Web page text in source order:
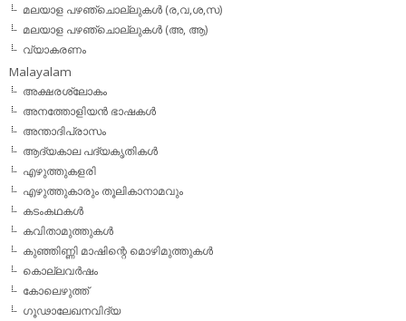
മലയാള പഴഞ്ചൊല്ലുകള്‍ (ര,വ,ശ,സ)
മലയാള പഴഞ്ചൊല്ലുകൾ (അ, ആ)
വ്യാകരണം
Malayalam
അക്ഷരശ്ലോകം
അനത്തോളിയന്‍ ഭാഷകള്‍
അന്താദിപ്രാസം
ആദ്യകാല പദ്യകൃതികള്‍
എഴുത്തുകളരി
എഴുത്തുകാരും തൂലികാനാമവും
കടംകഥകള്‍
കവിതാമുത്തുകള്‍
കുഞ്ഞിണ്ണി മാഷിന്റെ മൊഴിമുത്തുകള്‍
കൊല്ലവര്‍ഷം
കോലെഴുത്ത്
ഗൂഢാലേഖനവിദ്യ